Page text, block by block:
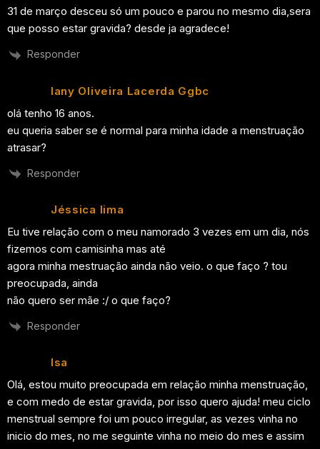
31 de março desceu só um pouco e parou no mesmo dia,sera
que posso estar gravida? desde ja agradece!
Responder
Iany Oliveira Lacerda Ggbc
olá tenho 16 anos.
eu queria saber se é normal para minha idade a menstruação
atrasar?
Responder
Jéssica lima
Eu tive relação com o meu namorado 3 vezes em um dia, nós
fizemos com camisinha mas até
agora minha mestruação ainda não veio. o que faço ? tou
preocupada, ainda
não quero ser mãe :/ o que faço?
Responder
Isa
Olá, estou muito preocupada em relação minha menstruação,
e com medo de estar gravida, por isso quero ajuda! meu ciclo
menstrual sempre foi um pouco irregular, as vezes vinha no
inicio do mes, no me seguinte vinha no meio do mes e assim